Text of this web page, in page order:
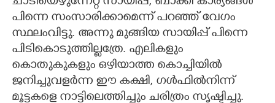
പിന്നെ സംസാരിക്കാമെന്ന് പറഞ്ഞ് വേഗം
സ്ഥലംവിട്ടു. അന്നു മുങ്ങിയ സായിപ്പ് പിന്നെ
പിടികൊടുത്തില്ലത്രേ. എലികളും
കൊതുകുകളും ഒഴിയാത്ത കൊച്ചിയിൽ
ജനിച്ചുവളർന്ന ഈ കക്ഷി, ഗൾഫിൽനിന്ന്
മൂട്ടകളെ നാട്ടിലെത്തിച്ചും ചരിത്രം സൃഷ്ടിച്ചു.